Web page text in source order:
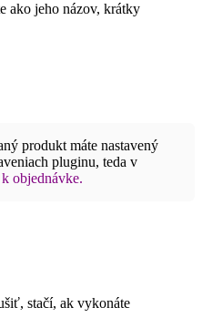
ako jeho názov, krátky
produkt máte nastavený
pluginu, teda v
objednávke.
stačí, ak vykonáte